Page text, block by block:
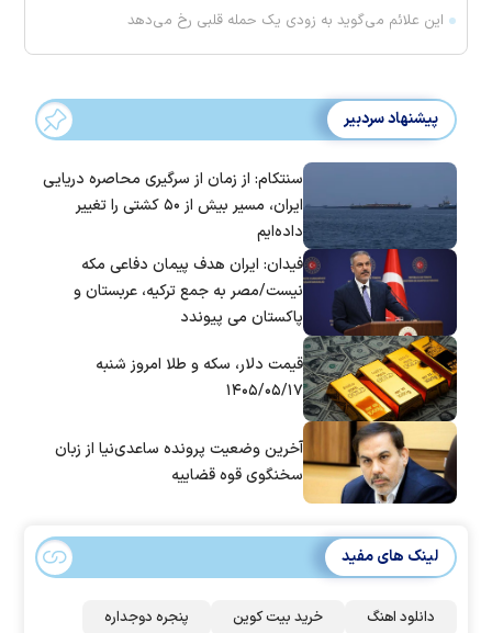
این علائم می‌گوید به زودی یک حمله قلبی رخ می‌دهد
پیشنهاد سردبیر
سنتکام: از زمان از سرگیری محاصره دریایی
ایران، مسیر بیش از ۵۰ کشتی را تغییر
داده‌ایم
فیدان: ایران هدف پیمان دفاعی مکه
نیست/مصر به جمع ترکیه، عربستان و
پاکستان می پیوندد
قیمت دلار، سکه و طلا امروز شنبه
۱۴۰۵/۰۵/۱۷
آخرین وضعیت پرونده ساعدی‌نیا از زبان
سخنگوی قوه قضاییه
لینک های مفید
دانلود اهنگ خرید بیت کوین پنجره دوجداره